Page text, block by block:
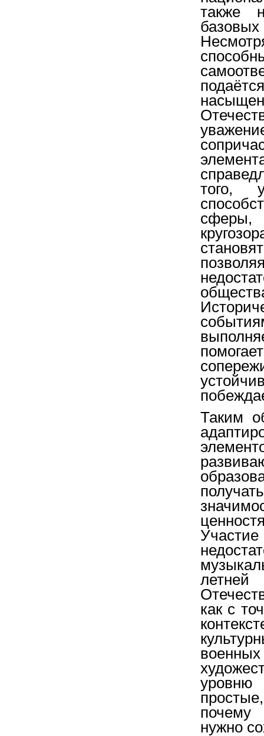
также
того,
сферы,
Таким
как с
почему
нужно